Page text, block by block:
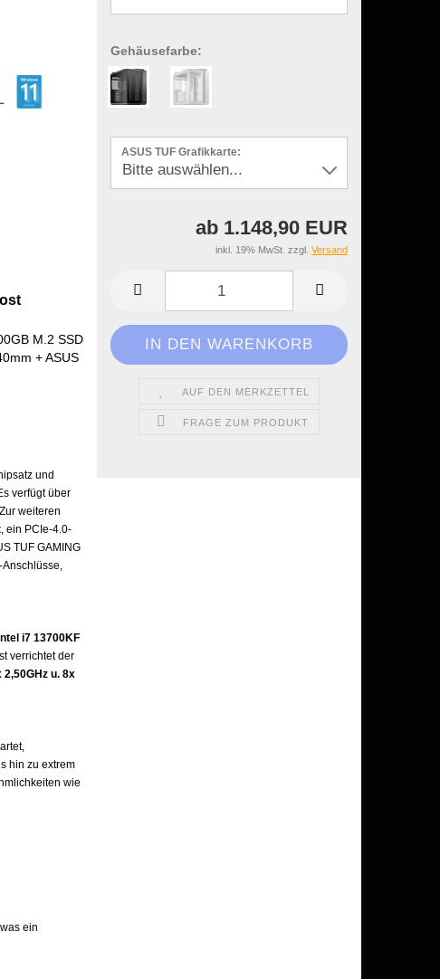
Gehäusefarbe:
ASUS TUF Grafikkarte:
ab 1.148,90 EUR
inkl. 19% MwSt. zzgl. Versand
AUF DEN MERKZETTEL
FRAGE ZUM PRODUKT
M.2 SSD
+ ASUS
und
verfügt über
weiteren
, ein PCIe-4.0-
TUF GAMING
Anschlüsse,
Intel i7 13700KF
verrichtet der
2,50GHz u. 8x
hin zu extrem
wie
ein